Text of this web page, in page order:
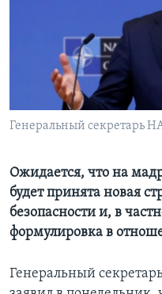
СОЦИАЛЬНЫЕ СЕТИ
Генеральный секретарь
Ожидается, что на
будет принята новая
безопасности и, в
формулировка в
Генеральный